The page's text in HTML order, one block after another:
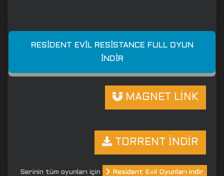
RESIDENT EVIL RESISTANCE FULL OYUN
İNDIR
MAGNET LİNK
TORRENT İNDİR
Serinin tüm oyunları için Resident Evil Oyunları indir